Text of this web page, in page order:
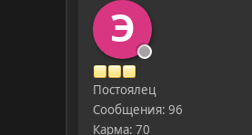
Э
Постоялец
Сообщения: 96
Карма: 70